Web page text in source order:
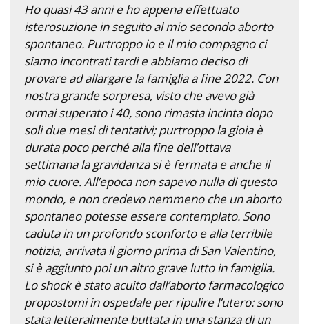
Ho quasi 43 anni e ho appena effettuato
isterosuzione in seguito al mio secondo aborto
spontaneo. Purtroppo io e il mio compagno ci
siamo incontrati tardi e abbiamo deciso di
provare ad allargare la famiglia a fine 2022. Con
nostra grande sorpresa, visto che avevo già
ormai superato i 40, sono rimasta incinta dopo
soli due mesi di tentativi; purtroppo la gioia è
durata poco perché alla fine dell’ottava
settimana la gravidanza si è fermata e anche il
mio cuore. All’epoca non sapevo nulla di questo
mondo, e non credevo nemmeno che un aborto
spontaneo potesse essere contemplato. Sono
caduta in un profondo sconforto e alla terribile
notizia, arrivata il giorno prima di San Valentino,
si è aggiunto poi un altro grave lutto in famiglia.
Lo shock è stato acuito dall’aborto farmacologico
propostomi in ospedale per ripulire l’utero: sono
stata letteralmente buttata in una stanza di un